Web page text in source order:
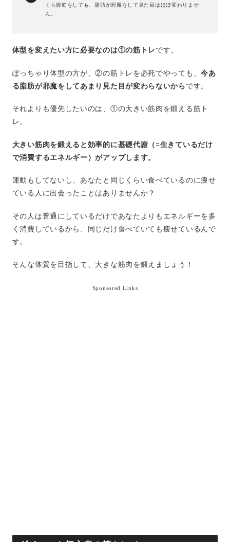
くら腹筋をしても、脂肪が邪魔をして見た目はほぼ変わりませ
ん。
体型を変えたい方に必要なのは①の筋トレ です。
ぽっちゃり体型の方が、②の筋トレを必死でやっても、今あ
る脂肪が邪魔をしてあまり見た目が変わらないから です。
それよりも優先したいのは、①の大きい筋肉を鍛える筋ト
レ。
大きい筋肉を鍛えると効率的に基礎代謝（=生きているだけ
で消費するエネルギー）がアップします。
運動もしてないし、あなたと同じくらい食べているのに痩せ
ている人に出会ったことはありませんか？
その人は普通にしているだけであなたよりもエネルギーを多
く消費しているから、同じだけ食べていても痩せているんで
す。
そんな体質を目指して、大きな筋肉を鍛えましょう！
Sponsored Links